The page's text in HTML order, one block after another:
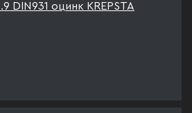
DIN931 оцинк KREPSTA